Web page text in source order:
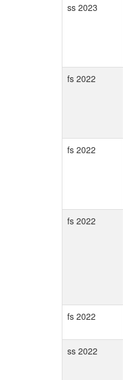
ss 2023
fs 2022
fs 2022
fs 2022
fs 2022
ss 2022